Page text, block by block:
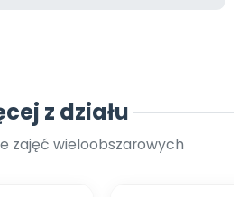
z działu
zajęć wieloobszarowych